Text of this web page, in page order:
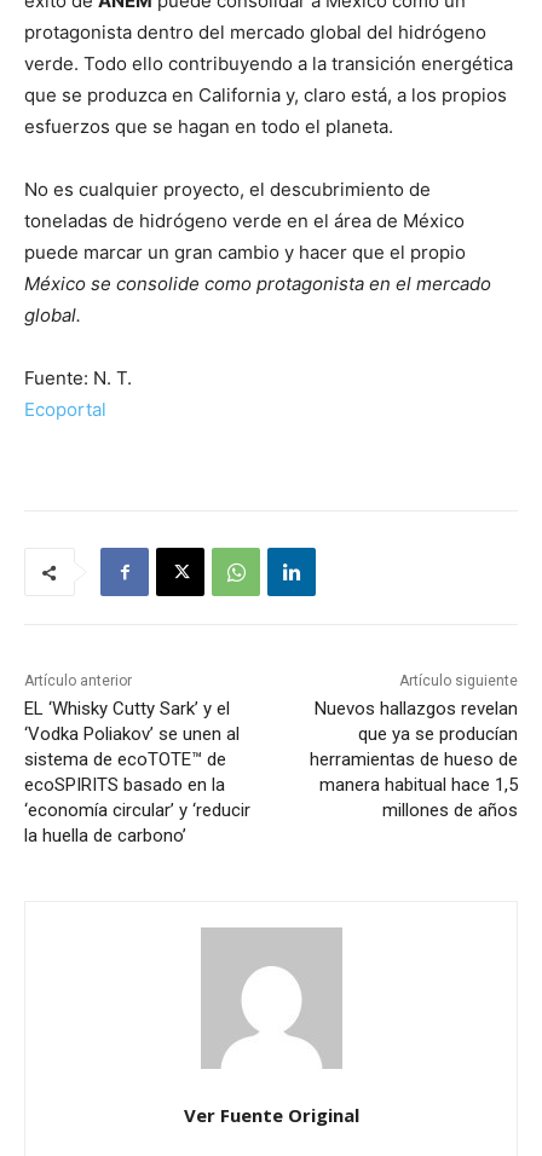
protagonista dentro del mercado global del hidrógeno
verde. Todo ello contribuyendo a la transición energética
que se produzca en California y, claro está, a los propios
esfuerzos que se hagan en todo el planeta.
No es cualquier proyecto, el descubrimiento de
toneladas de hidrógeno verde en el área de México
puede marcar un gran cambio y hacer que el propio
México se consolide como protagonista en el mercado
global.
Fuente: N. T.
Ecoportal
Artículo anterior
EL ‘Whisky Cutty Sark’ y el
‘Vodka Poliakov’ se unen al
sistema de ecoTOTE™ de
ecoSPIRITS basado en la
‘economía circular’ y ‘reducir
la huella de carbono’
Artículo siguiente
Nuevos hallazgos revelan
que ya se producían
herramientas de hueso de
manera habitual hace 1,5
millones de años
Ver Fuente Original